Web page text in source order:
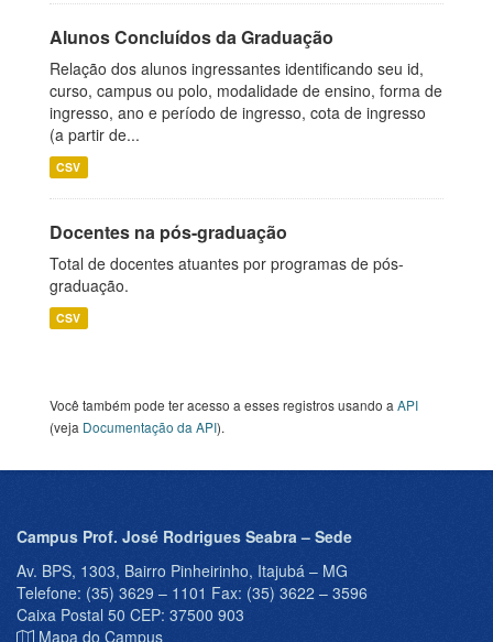
Alunos Concluídos da Graduação
Relação dos alunos ingressantes identificando seu id,
curso, campus ou polo, modalidade de ensino, forma de
ingresso, ano e período de ingresso, cota de ingresso
(a partir de...
CSV
Docentes na pós-graduação
Total de docentes atuantes por programas de pós-
graduação.
CSV
Você também pode ter acesso a esses registros usando a API
(veja Documentação da API).
Campus Prof. José Rodrigues Seabra – Sede
Av. BPS, 1303, Bairro Pinheirinho, Itajubá – MG
Telefone: (35) 3629 – 1101 Fax: (35) 3622 – 3596
Caixa Postal 50 CEP: 37500 903
Mapa do Campus